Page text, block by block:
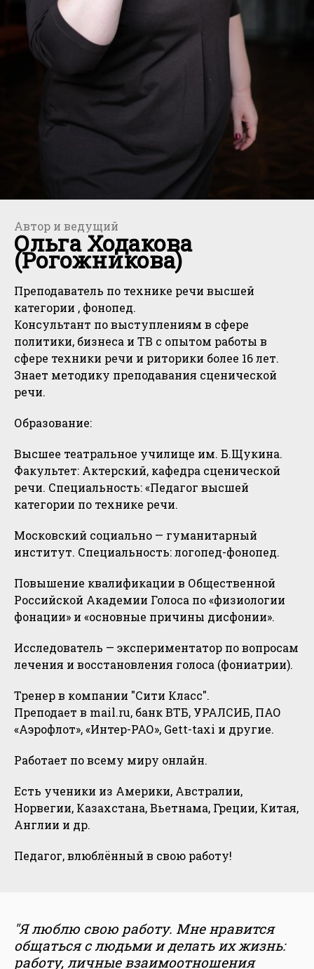
Автор и ведущий
Ольга Ходакова
(Рогожникова)
Преподаватель по технике речи высшей
категории , фонопед.
Консультант по выступлениям в сфере
политики, бизнеса и ТВ с опытом работы в
сфере техники речи и риторики более 16 лет.
Знает методику преподавания сценической
речи.
Образование:
Высшее театральное училище им. Б.Щукина.
Факультет: Актерский, кафедра сценической
речи. Специальность: «Педагог высшей
категории по технике речи.
Московский социально — гуманитарный
институт. Специальность: логопед-фонопед.
Повышение квалификации в Общественной
Российской Академии Голоса по «физиологии
фонации» и «основные причины дисфонии».
Исследователь — экспериментатор по вопросам
лечения и восстановления голоса (фониатрии).
Тренер в компании "Сити Класс".
Преподает в mail.ru, банк ВТБ, УРАЛСИБ, ПАО
«Аэрофлот», «Интер-РАО», Gett-taxi и другие.
Работает по всему миру онлайн.
Есть ученики из Америки, Австралии,
Норвегии, Казахстана, Вьетнама, Греции, Китая,
Англии и др.
Педагог, влюблённый в свою работу!
"Я люблю свою работу. Мне нравится
общаться с людьми и делать их жизнь:
работу, личные взаимоотношения